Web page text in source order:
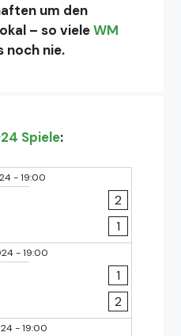
um den
– so vieleWM
noch nie.
Spiele:
-19:00
2
1
-19:00
1
2
-19:00